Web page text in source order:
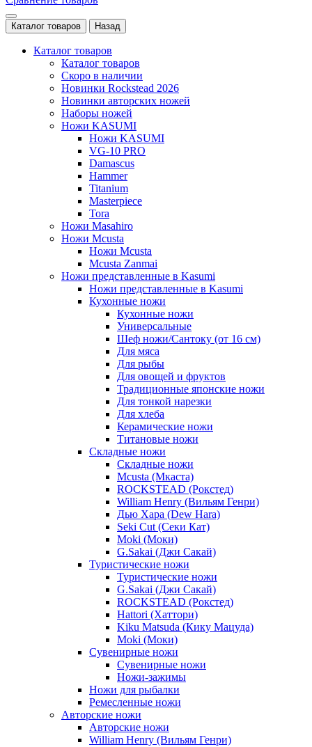
Каталог товаров Назад
Каталог товаров
Каталог товаров
Скоро в наличии
Новинки Rockstead 2026
Новинки авторских ножей
Наборы ножей
Ножи KASUMI
Ножи KASUMI
VG-10 PRO
Damascus
Hammer
Titanium
Masterpiece
Tora
Ножи Masahiro
Ножи Mcusta
Ножи Mcusta
Mcusta Zanmai
Ножи представленные в Kasumi
Ножи представленные в Kasumi
Кухонные ножи
Кухонные ножи
Универсальные
Шеф ножи/Сантоку (от 16 см)
Для мяса
Для рыбы
Для овощей и фруктов
Традиционные японские ножи
Для тонкой нарезки
Для хлеба
Керамические ножи
Титановые ножи
Складные ножи
Складные ножи
Mcusta (Мкаста)
ROCKSTEAD (Рокстед)
William Henry (Вильям Генри)
Дью Хара (Dew Hara)
Seki Cut (Секи Кат)
Moki (Моки)
G.Sakai (Джи Сакай)
Туристические ножи
Туристические ножи
G.Sakai (Джи Сакай)
ROCKSTEAD (Рокстед)
Hattori (Хаттори)
Kiku Matsuda (Кику Мацуда)
Moki (Моки)
Сувенирные ножи
Сувенирные ножи
Ножи-зажимы
Ножи для рыбалки
Ремесленные ножи
Авторские ножи
Авторские ножи
William Henry (Вильям Генри)